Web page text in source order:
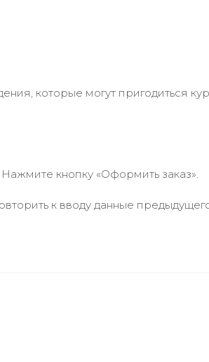
которые могут пригодиться
кнопку «Оформить заказ».
к вводу данные предыдущего